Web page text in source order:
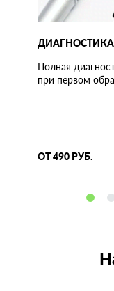
ДИАГНОСТИКА
Полная
при первом
ОТ 490 РУБ.